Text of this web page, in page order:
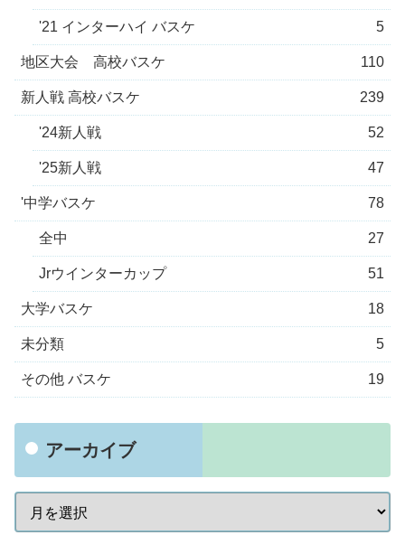
'21 インターハイ バスケ 5
地区大会 高校バスケ 110
新人戦 高校バスケ 239
'24新人戦 52
'25新人戦 47
'中学バスケ 78
全中 27
Jrウインターカップ 51
大学バスケ 18
未分類 5
その他 バスケ 19
アーカイブ